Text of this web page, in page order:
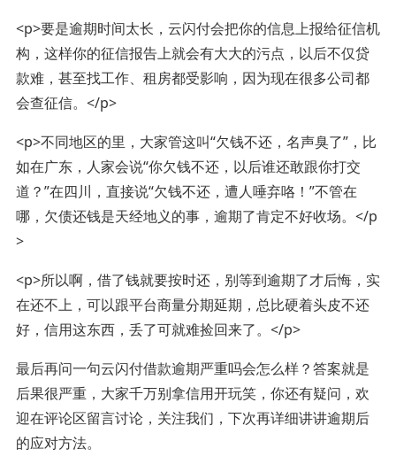
<p>要是逾期时间太长，云闪付会把你的信息上报给征信机
构，这样你的征信报告上就会有大大的污点，以后不仅贷
款难，甚至找工作、租房都受影响，因为现在很多公司都
会查征信。</p>
<p>不同地区的里，大家管这叫“欠钱不还，名声臭了”，比
如在广东，人家会说“你欠钱不还，以后谁还敢跟你打交
道？”在四川，直接说“欠钱不还，遭人唾弃咯！”不管在
哪，欠债还钱是天经地义的事，逾期了肯定不好收场。</p
>
<p>所以啊，借了钱就要按时还，别等到逾期了才后悔，实
在还不上，可以跟平台商量分期延期，总比硬着头皮不还
好，信用这东西，丢了可就难捡回来了。</p>
最后再问一句云闪付借款逾期严重吗会怎么样？答案就是
后果很严重，大家千万别拿信用开玩笑，你还有疑问，欢
迎在评论区留言讨论，关注我们，下次再详细讲讲逾期后
的应对方法。